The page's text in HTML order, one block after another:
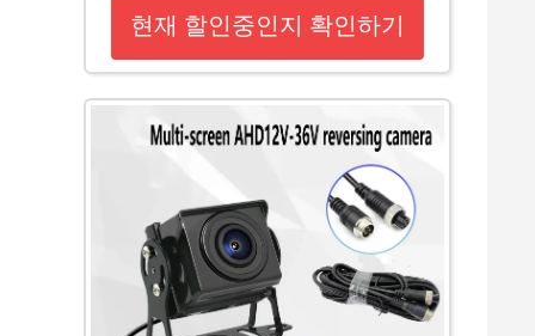
현재 할인중인지 확인하기